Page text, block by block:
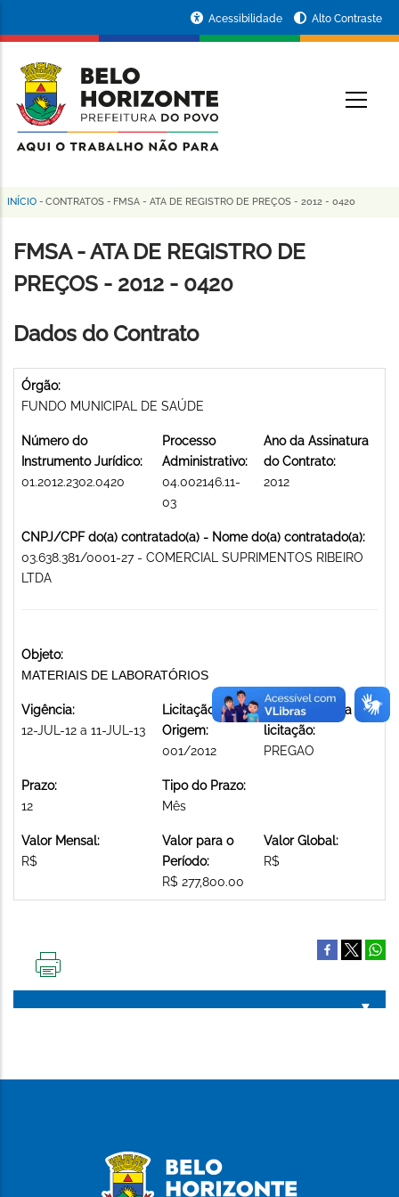
conteúdo
principal
da
Prefeitura
de
Horizonte
Acessibilidade Alto Contraste
Trilha
de
navegação
INÍCIO - CONTRATOS - FMSA - ATA DE REGISTRO DE PREÇOS - 2012 - 0420
FMSA - ATA DE REGISTRO DE
PREÇOS - 2012 - 0420
Dados do Contrato
Órgão:
FUNDO MUNICIPAL DE SAÚDE
Número do
Instrumento Jurídico:
01.2012.2302.0420
Processo
Administrativo:
04.002146.11-
03
Ano da Assinatura
do Contrato:
2012
CNPJ/CPF do(a) contratado(a) - Nome do(a) contratado(a):
03.638.381/0001-27 - COMERCIAL SUPRIMENTOS RIBEIRO
LTDA
Objeto:
MATERIAIS DE LABORATÓRIOS
Vigência:
12-JUL-12 a 11-JUL-13
Licitação de
Origem:
001/2012
Modalidade da
licitação:
PREGAO
Prazo:
12
Tipo do Prazo:
Mês
Valor Mensal:
R$
Valor para o
Período:
R$ 277,800.00
Valor Global:
R$
PÁGINA